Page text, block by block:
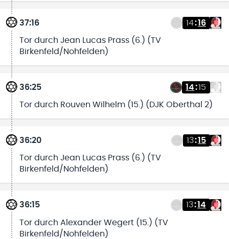
37:16 14:16
Tor durch Jean Lucas Prass (6.) (TV
Birkenfeld/Nohfelden)
36:25 14:15
Tor durch Rouven Wilhelm (15.) (DJK Oberthal 2)
36:20 13:15
Tor durch Jean Lucas Prass (6.) (TV
Birkenfeld/Nohfelden)
36:15 13:14
Tor durch Alexander Wegert (15.) (TV
Birkenfeld/Nohfelden)